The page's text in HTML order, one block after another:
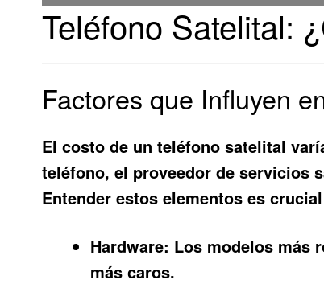
Teléfono Satelital:
Factores que Influyen
El costo de un teléfono satelital
teléfono, el proveedor de servicios
Entender estos elementos es
Hardware: Los modelos más
más caros.